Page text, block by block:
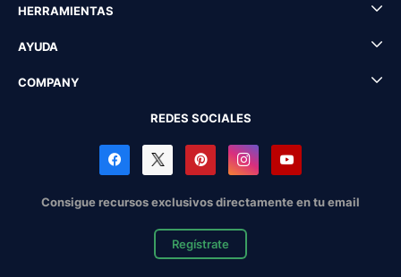
HERRAMIENTAS
AYUDA
COMPANY
REDES SOCIALES
Consigue recursos exclusivos directamente en tu email
Regístrate